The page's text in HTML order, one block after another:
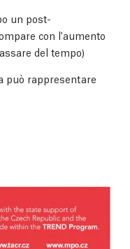
un post-
con l'aumento
del tempo)
può rappresentare